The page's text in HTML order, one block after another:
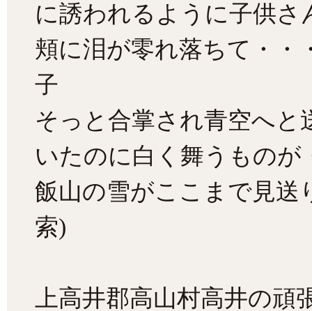
に誘われるように子供さ
頬に泪が零れ落ちて・・
子
そっと合掌され青空へ
いたのに白く舞うものが
飯山の雪がここまで見送
索)
上高井郡高山村高井の